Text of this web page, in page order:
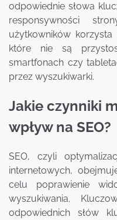
odpowiednie słowa
responsywności
użytkowników
które nie są
smartfonach czy
przez wyszukiwarki.
Jakie czynniki
wpływ na SEO?
SEO, czyli
internetowych,
celu poprawienie
wyszukiwania.
odpowiednich słów